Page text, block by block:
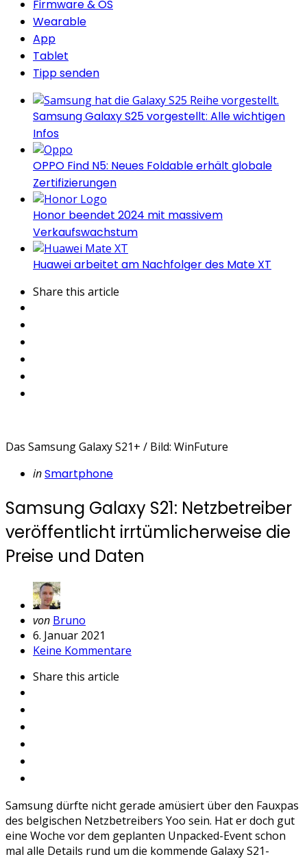
Firmware & OS
Wearable
App
Tablet
Tipp senden
Samsung Galaxy S25 vorgestellt: Alle wichtigen
Infos
OPPO Find N5: Neues Foldable erhält globale
Zertifizierungen
Honor beendet 2024 mit massivem
Verkaufswachstum
Huawei arbeitet am Nachfolger des Mate XT
Share this article
Das Samsung Galaxy S21+ / Bild: WinFuture
Categories
Posted
inSmartphone
Samsung Galaxy S21: Netzbetreiber
veröffentlicht irrtümlicherweise die
Preise und Daten
Geschrieben
von
von Bruno
6. Januar 2021
Keine Kommentare
Share this article
Samsung dürfte nicht gerade amüsiert über den Fauxpas
des belgischen Netzbetreibers Yoo sein. Hat er doch gut
eine Woche vor dem geplanten Unpacked-Event schon
mal alle Details rund um die kommende Galaxy S21-